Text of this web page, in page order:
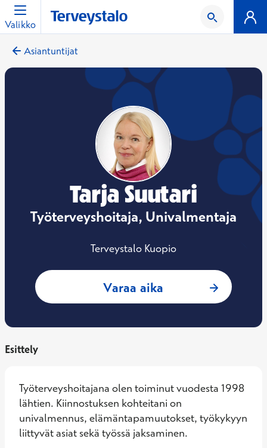
Valikko
Asiantuntijat
Tarja Suutari
Työterveyshoitaja, Univalmentaja
Terveystalo Kuopio
Varaa aika : Tarja Suutari,
Esittely
Työterveyshoitajana olen toiminut vuodesta 1998
lähtien. Kiinnostuksen kohteitani on
univalmennus, elämäntapamuutokset, työkykyyn
liittyvät asiat sekä työssä jaksaminen.